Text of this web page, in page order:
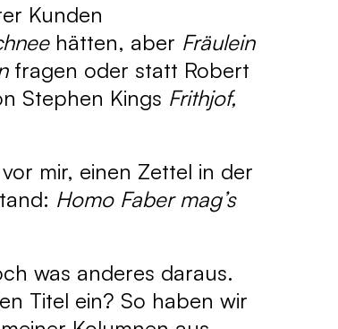
Kunden
hätten, aber Fräulein
fragen oder statt Robert
Stephen Kings Frithjof,
mir, einen Zettel in der
Homo Faber mag’s
was anderes daraus.
Titel ein? So haben wir